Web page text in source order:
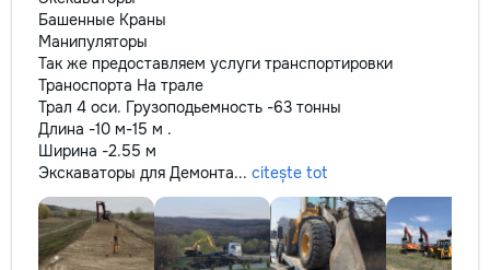
Башенные Краны
Манипуляторы
Так же предоставляем услуги транспортировки
Траноспорта На трале
Трал 4 оси. Грузоподьемность -63 тонны
Длина -10 м-15 м .
Ширина -2.55 м
Экскаваторы для Демонта... citește tot